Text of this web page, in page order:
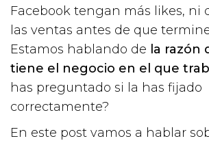
Facebook tengan más likes, ni
las ventas antes de que
Estamos hablando de la razón
tiene el negocio en el que
has preguntado si la has fijado
correctamente?
En este post vamos a hablar